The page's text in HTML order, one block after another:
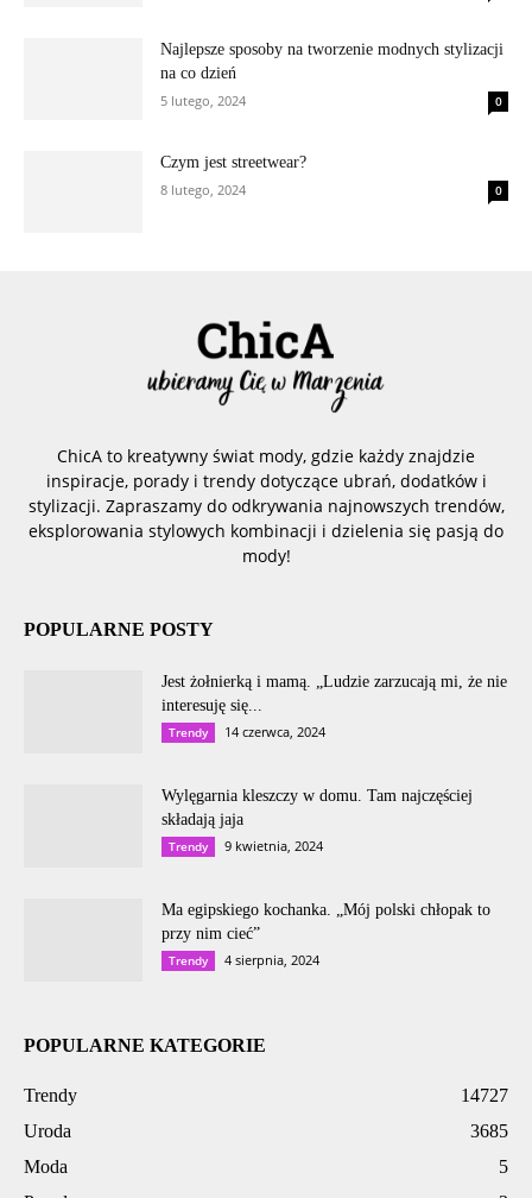
Najlepsze sposoby na tworzenie modnych stylizacji
na co dzień
5 lutego, 2024
0
Czym jest streetwear?
8 lutego, 2024
0
ChicA to kreatywny świat mody, gdzie każdy znajdzie
inspiracje, porady i trendy dotyczące ubrań, dodatków i
stylizacji. Zapraszamy do odkrywania najnowszych trendów,
eksplorowania stylowych kombinacji i dzielenia się pasją do
mody!
POPULARNE POSTY
Jest żołnierką i mamą. „Ludzie zarzucają mi, że nie
interesuję się...
Trendy 14 czerwca, 2024
Wylęgarnia kleszczy w domu. Tam najczęściej
składają jaja
Trendy 9 kwietnia, 2024
Ma egipskiego kochanka. „Mój polski chłopak to
przy nim cieć”
Trendy 4 sierpnia, 2024
POPULARNE KATEGORIE
Trendy
14727
Uroda
3685
Moda
5